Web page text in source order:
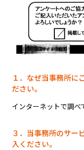
１．なぜ当事務所に
ださい。
インターネットで調べ
３．当事務所のサー
入ください。